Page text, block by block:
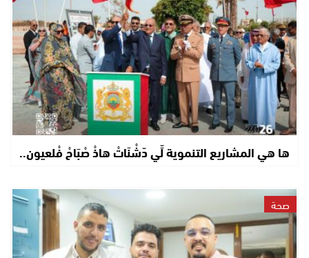
ها هي المشاريع التنموية لِّي دّشْنَاتْ هاذْ صْبَاحْ فْلعيون..
صحة